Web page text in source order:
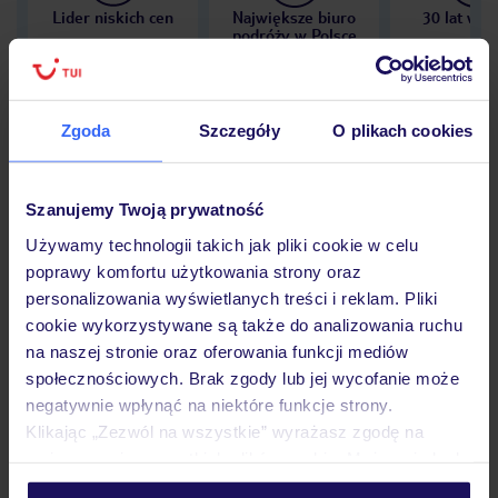
Zgoda Szczegóły O plikach cookies
Szanujemy Twoją prywatność
Używamy technologii takich jak pliki cookie w celu
poprawy komfortu użytkowania strony oraz
personalizowania wyświetlanych treści i reklam. Pliki
cookie wykorzystywane są także do analizowania ruchu
na naszej stronie oraz oferowania funkcji mediów
społecznościowych. Brak zgody lub jej wycofanie może
negatywnie wpłynąć na niektóre funkcje strony.
Klikając „Zezwól na wszystkie” wyrażasz zgodę na
personalizować swój wybór wchodząc w zakładkę
Lider niskich cen
Największe biuro
podróży w Polsce
30 lat w
Opinie
Pokoje
Wyżywienie